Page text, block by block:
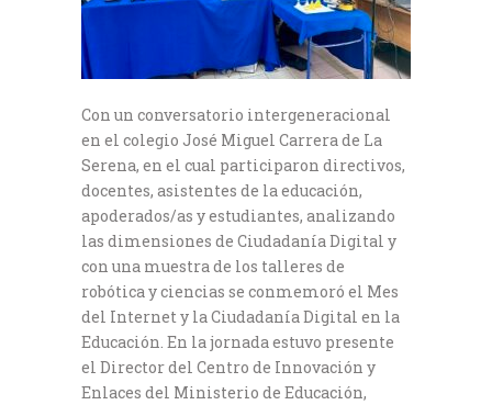
Con un conversatorio intergeneracional
en el colegio José Miguel Carrera de La
Serena, en el cual participaron directivos,
docentes, asistentes de la educación,
apoderados/as y estudiantes, analizando
las dimensiones de Ciudadanía Digital y
con una muestra de los talleres de
robótica y ciencias se conmemoró el Mes
del Internet y la Ciudadanía Digital en la
Educación. En la jornada estuvo presente
el Director del Centro de Innovación y
Enlaces del Ministerio de Educación,